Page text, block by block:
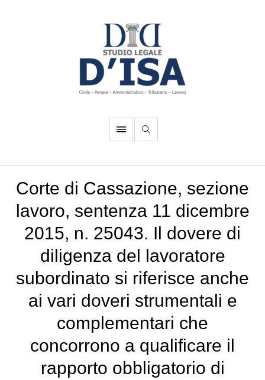
Corte di Cassazione, sezione
lavoro, sentenza 11 dicembre
2015, n. 25043. Il dovere di
diligenza del lavoratore
subordinato si riferisce anche
ai vari doveri strumentali e
complementari che
concorrono a qualificare il
rapporto obbligatorio di